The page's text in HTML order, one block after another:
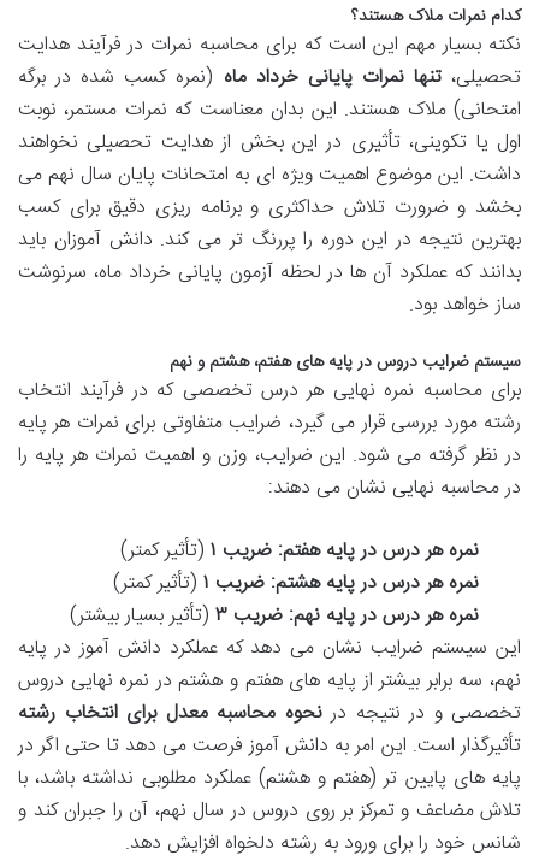
کدام نمرات ملاک هستند؟
نکته بسیار مهم این است که برای محاسبه نمرات در فرآیند هدایت
تحصیلی،تنها نمرات پایانی خرداد ماه (نمره کسب شده در برگه
امتحانی) ملاک هستند. این بدان معناست که نمرات مستمر، نوبت
اول یا تکوینی، تأثیری در این بخش از هدایت تحصیلی نخواهند
داشت. این موضوع اهمیت ویژه ای به امتحانات پایان سال نهم می
بخشد و ضرورت تلاش حداکثری و برنامه ریزی دقیق برای کسب
بهترین نتیجه در این دوره را پررنگ تر می کند. دانش آموزان باید
بدانند که عملکرد آن ها در لحظه آزمون پایانی خرداد ماه، سرنوشت
ساز خواهد بود.
سیستم ضرایب دروس در پایه های هفتم، هشتم و نهم
برای محاسبه نمره نهایی هر درس تخصصی که در فرآیند انتخاب
رشته مورد بررسی قرار می گیرد، ضرایب متفاوتی برای نمرات هر پایه
در نظر گرفته می شود. این ضرایب، وزن و اهمیت نمرات هر پایه را
در محاسبه نهایی نشان می دهند:
نمره هر درس در پایه هفتم: ضریب ۱
(تأثیر کمتر)
نمره هر درس در پایه هشتم: ضریب ۱
(تأثیر کمتر)
نمره هر درس در پایه نهم: ضریب ۳
(تأثیر بسیار بیشتر)
این سیستم ضرایب نشان می دهد که عملکرد دانش آموز در پایه
نهم، سه برابر بیشتر از پایه های هفتم و هشتم در نمره نهایی دروس
تخصصی و در نتیجه درنحوه محاسبه معدل برای انتخاب رشته
تأثیرگذار است. این امر به دانش آموز فرصت می دهد تا حتی اگر در
پایه های پایین تر (هفتم و هشتم) عملکرد مطلوبی نداشته باشد، با
تلاش مضاعف و تمرکز بر روی دروس در سال نهم، آن را جبران کند و
شانس خود را برای ورود به رشته دلخواه افزایش دهد.